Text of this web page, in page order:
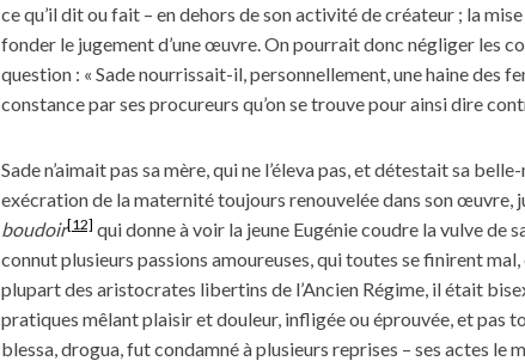
ce qu’il dit ou fait – en dehors de son activité de créateur ; la
fonder le jugement d’une œuvre. On pourrait donc négliger les
question : « Sade nourrissait-il, personnellement, une haine des
constance par ses procureurs qu’on se trouve pour ainsi dire
Sade n’aimait pas sa mère, qui ne l’éleva pas, et détestait sa
exécration de la maternité toujours renouvelée dans son œuvre,
boudoir[12] qui donne à voir la jeune Eugénie coudre la vulve de
connut plusieurs passions amoureuses, qui toutes se finirent
plupart des aristocrates libertins de l’Ancien Régime, il était
pratiques mêlant plaisir et douleur, infligée ou éprouvée, et pas
blessa, drogua, fut condamné à plusieurs reprises – ses actes le